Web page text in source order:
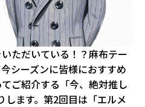
ただいている！？麻布テー
シーズンに皆様におすすめ
ご紹介する「今、絶対推し
ます。第2回目は「エルメ